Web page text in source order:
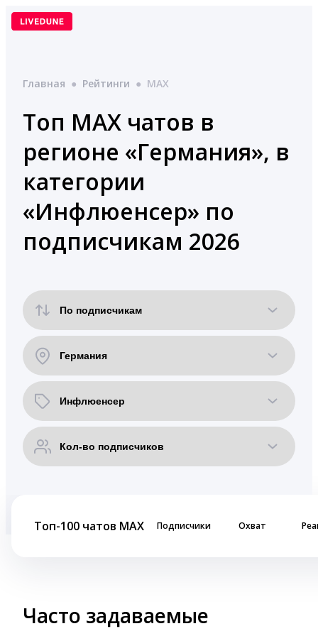
Перейти
Главная ● Рейтинги ● MAX
Топ MAX чатов в
регионе «Германия», в
категории
«Инфлюенсер» по
подписчикам 2026
Топ-100 чатов MAX Подписчики Охват
Часто задаваемые